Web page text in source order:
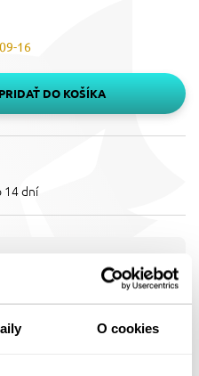
O cookies
16
PRIDAŤ DO KOŠÍKA
14 dní
NG 1665X